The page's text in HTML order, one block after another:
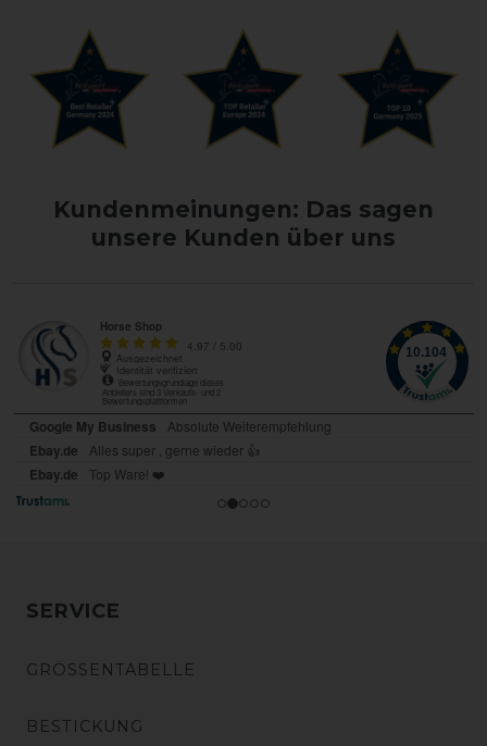
Kundenmeinungen: Das sagen
unsere Kunden über uns
SERVICE
GRÖSSENTABELLE
BESTICKUNG